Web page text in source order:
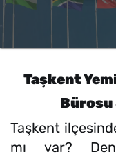
Taşkent
Bürosu
Taşkent
mı var?